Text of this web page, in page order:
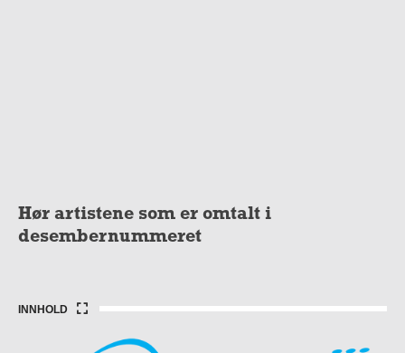
Hør artistene som er omtalt i
desembernummeret
INNHOLD